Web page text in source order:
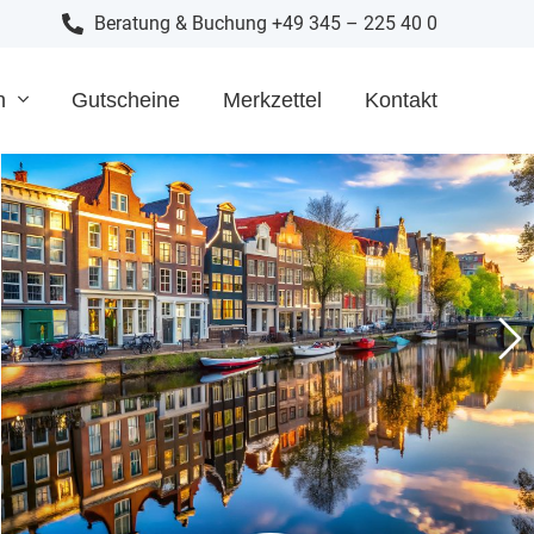
Beratung & Buchung +49 345 – 225 40 0
Gutscheine Merkzettel Kontakt